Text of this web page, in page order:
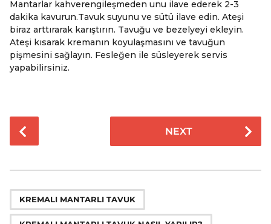
Mantarlar kahverengileşmeden unu ilave ederek 2-3
dakika kavurun.Tavuk suyunu ve sütü ilave edin. Ateşi
biraz arttırarak karıştırın. Tavuğu ve bezelyeyi ekleyin.
Ateşi kısarak kremanın koyulaşmasını ve tavuğun
pişmesini sağlayın. Fesleğen ile süsleyerek servis
yapabilirsiniz.
o
t
P
g
NEXT
KREMALI MANTARLI TAVUK